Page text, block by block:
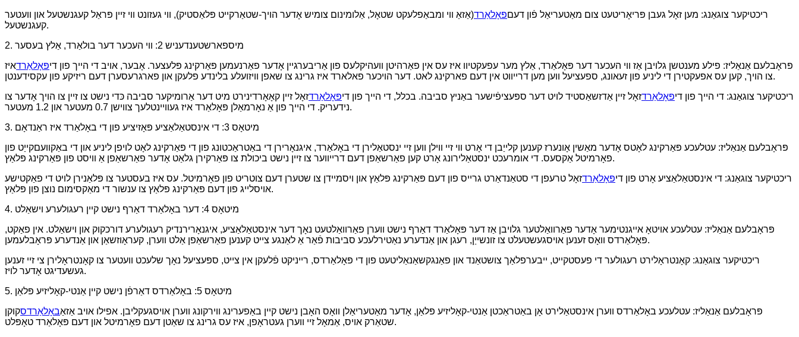
ריכטיקער צוגאַנג: מען זאָל געבן פּריאָריטעט צום מאַטעריאַל פֿון דעםפּאָלאַרד(אַזאַ ווי ומבאַפלעקט שטאָל, אַלומינום צומיש אָדער הויך-שטאַרקייט פּלאַסטיק), ווי געזונט ווי זיין פּראַל קעגנשטעל און וועטער
קעגנשטעל.
2. מיספארשטענדעניש 2: ווי העכער דער בולאַרד, אַלץ בעסער
פּראָבלעם אַנאַליז: פילע מענטשן גלויבן אַז ווי העכער דער פּאָלאַרד, אַלץ מער עפעקטיוו איז עס אין פאַרהיטן וועהיקלעס פון אַריבערגיין אָדער פאַרנעמען פּאַרקינג פּלעצער. אָבער, אויב די הייך פון דיפּאָלאַרדאיז
צו הויך, קען עס אפעקטירן די ליניע פון ​​זעאונג, ספעציעל ווען מען דרייווט אין דעם פארקינג לאט. דער הויכער פאלארד איז גרינג צו שאפן וויזועלע בלינדע פלעקן און פארגרעסערן דעם ריזיקע פון ​​עקסידענטן.
ריכטיקער צוגאַנג: די הייך פון דיפּאָלאַרדזאָל זיין אַדזשאַסטיד לויט דער ספּעציפֿישער באַניץ סביבה. בכלל, די הייך פון דיפּאָלאַרדזאָל זיין קאָאָרדינירט מיט דער אַרומיקער סביבה כּדי נישט צו זיין צו הויך אָדער צו
נידעריק. די הייך פון אַ נאָרמאַלן פּאָלאַרד איז געוויינטלעך צווישן 0.7 מעטער און 1.2 מעטער.
3. מיטאָס 3: די אינסטאַלאַציע פּאָזיציע פון ​​די באָלאַרד איז ראַנדאָם
פּראָבלעם אַנאַליז: עטלעכע פּאַרקינג לאָטס אָדער מאַשין אָונערז קענען קלייַבן די אָרט ווי זיי ווילן ווען זיי ינסטאַלירן די באָלאַרד, איגנאָרירן די באַטראַכטונג פון די פּאַרקינג לאָט לויפן ליניע און די באַקוועםקייַט פון
פאָרמיטל אַקסעס. די אומרעכט ינסטאַלירונג אָרט קען פאַרשאַפן דעם דרייווער צו זיין נישט ביכולת צו פּאַרקירן גלאַט אָדער פאַרשאַפן אַ וויסט פון פּאַרקינג פּלאַץ.
ריכטיקער צוגאַנג: די אינסטאַלאַציע אָרט פון דיפּאָלאַרדזאָל טרעפן די סטאַנדאַרט גרייס פון דעם פּאַרקינג פּלאַץ און ויסמיידן צו שטערן דעם צוטריט פון פאָרמיטל. עס איז בעסטער צו פּלאַנירן לויט די פאַקטישע
אויסלייג פון דעם פּאַרקינג פּלאַץ צו ענשור די מאַקסימום נוצן פון פּלאַץ.
4. מיטאָס 4: דער באָלאַרד דאַרף נישט קיין רעגולערע וישאַלט
פּראָבלעם אַנאַליז: עטלעכע אויטאָ אייגנטימער אָדער פאַרוואַלטער גלויבן אַז דער פּאָלאַרד דאַרף נישט ווערן פאַרוואַלטעט נאָך דער אינסטאַלאַציע, איגנאָרירנדיק רעגולערע דורכקוק און וישאַלט. אין פאַקט,
פּאָלאַרדס וואָס זענען אויסגעשטעלט צו זונשייַן, רעגן און אַנדערע נאַטירלעכע סביבות פֿאַר אַ לאַנגע צייט קענען פאַרשאַפן אַלט ווערן, קעראָוזשאַן און אַנדערע פּראָבלעמען.
ריכטיקער צוגאַנג: קאָנטראָלירט רעגולער די פעסטקייט, ייבערפלאַך צושטאַנד און פאַנגקשאַנאַליטעט פון די פּאָלאַרדס, רייניקט פֿלעקן אין צייט, ספּעציעל נאָך שלעכט וועטער צו קאָנטראָלירן צי זיי זענען
געשעדיגט אָדער לויז.
5. מיטאָס 5: באָלאַרדס דאַרפֿן נישט קיין אַנטי-קאָליזיע פּלאַן
פּראָבלעם אַנאַליז: עטלעכע באָלאַרדס ווערן אינסטאַלירט אָן באַטראַכטן אַנטי-קאָליזיע פּלאַן, אָדער מאַטעריאַלן וואָס האָבן נישט קיין באַפערינג ווירקונג ווערן אויסגעקליבן. אפילו אויב אַזאַבאָלאַרדסקוקן
שטאַרק אויס, אַמאָל זיי ווערן געטראָפן, איז עס גרינג צו שאַטן דעם פאָרמיטל און דעם פּאָלאַרד טאָפּלט.